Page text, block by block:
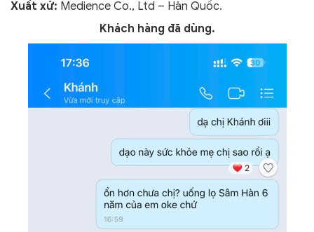
Xuất xứ: Medience Co., Ltd – Hàn Quốc.
Khách hàng đã dùng.